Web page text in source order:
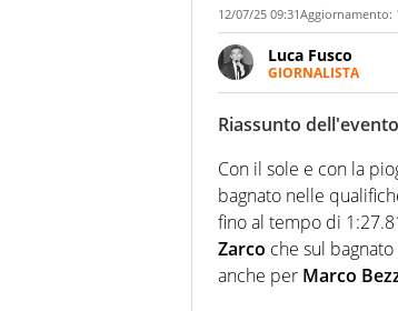
12/07/25 09:31Aggiornamento:
Luca Fusco
GIORNALISTA
Giornalista
spesso e
Riassunto dell'evento
Con il sole e con la
bagnato nelle
fino al tempo di
Zarco che sul
anche per Marco